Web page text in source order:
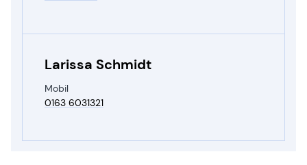
Larissa Schmidt
Mobil
0163 6031321